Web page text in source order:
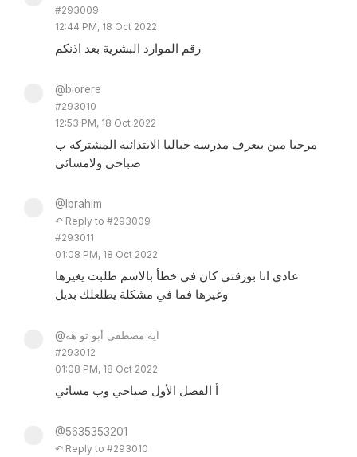
#293009
12:44 PM, 18 Oct 2022
رقم الموارد البشرية بعد اذنكم
@biorere
#293010
12:53 PM, 18 Oct 2022
مرحبا مين بيعرف مدرسه جباليا الابتدائية المشتركه ب
صباحي ولامسائي
@Ibrahim
↶ Reply to #293009
#293011
01:08 PM, 18 Oct 2022
عادي انا بورقتي كان في خطأ بالاسم طلبت يغيرها
وغيرها فما في مشكلة يطلعلك بديل
@آية مصطفى أبو تو هة
#293012
01:08 PM, 18 Oct 2022
أ الفصل الأول صباحي وب مسائي
@5635353201
↶ Reply to #293010